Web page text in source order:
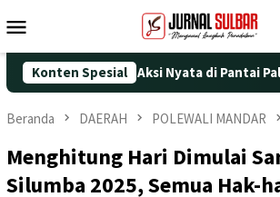
ke
Mobile
Konten Spesial
dengan Aksi Nyata di Pantai Palippis:
Beranda DAERAH POLEWALI MANDAR
Menghitung Hari Dimulai
Silumba 2025, Semua Hak-